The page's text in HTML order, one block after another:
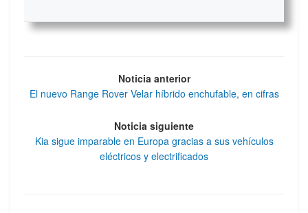
Noticia anterior
El nuevo Range Rover Velar híbrido enchufable, en cifras
Noticia siguiente
Kia sigue imparable en Europa gracias a sus vehículos
eléctricos y electrificados